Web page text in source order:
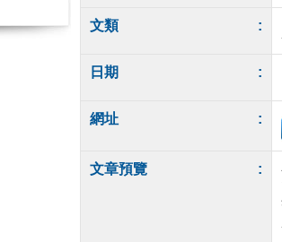
文類 :
日期 :
網址 :
文章預覽 :